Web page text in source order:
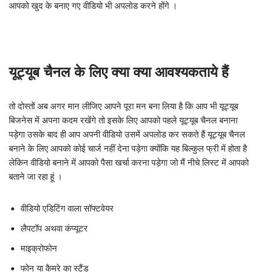
आपको खुद के बनाए गए वीडियो भी अपलोड करने होंगे ।
यूट्यूब चैनल के लिए क्या क्या आवश्यकताये हैं
तो दोस्तों अब अगर मान लीजिए आपने पूरा मन बना लिया है कि आप भी यूट्यूब
बिजनेस में अपना कदम रखेंगे तो इसके लिए आपको पहले यूट्यूब चैनल बनाना
पड़ेगा उसके बाद ही आप अपनी वीडियो उसमें अपलोड कर सकते हैं यूट्यूब चैनल
बनाने के लिए आपको कोई चार्ज नहीं देना पड़ेगा क्योंकि यह बिल्कुल फ्री में होता है
लेकिन वीडियो बनाने में आपको पैसा खर्चा करना पड़ेगा जो मैं नीचे लिस्ट में आपको
बताने जा रहा हूं ।
वीडियो एडिटिंग वाला सॉफ्टवेयर
लैपटॉप अथवा कंप्यूटर
माइक्रोफोन
फोन या कैमरे का स्टैंड